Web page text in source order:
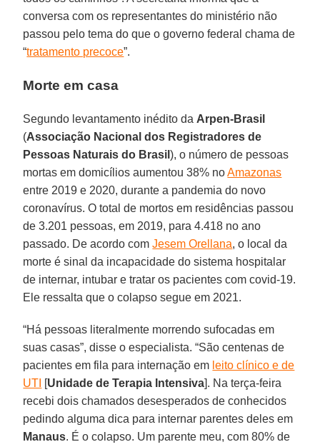
conversa com os representantes do ministério não
passou pelo tema do que o governo federal chama de
“tratamento precoce”.
Morte em casa
Segundo levantamento inédito da Arpen-Brasil
(Associação Nacional dos Registradores de
Pessoas Naturais do Brasil), o número de pessoas
mortas em domicílios aumentou 38% noAmazonas
entre 2019 e 2020, durante a pandemia do novo
coronavírus. O total de mortos em residências passou
de 3.201 pessoas, em 2019, para 4.418 no ano
passado. De acordo comJesem Orellana, o local da
morte é sinal da incapacidade do sistema hospitalar
de internar, intubar e tratar os pacientes com covid-19.
Ele ressalta que o colapso segue em 2021.
“Há pessoas literalmente morrendo sufocadas em
suas casas”, disse o especialista. “São centenas de
pacientes em fila para internação em leito clínico e de
UTI [Unidade de Terapia Intensiva]. Na terça-feira
recebi dois chamados desesperados de conhecidos
pedindo alguma dica para internar parentes deles em
Manaus. É o colapso. Um parente meu, com 80% de